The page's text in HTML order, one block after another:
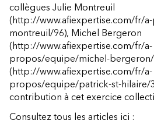
collègues Julie Montreuil
(http://www.afiexpertise.com/fr/
montreuil/96), Michel Bergeron
(http://www.afiexpertise.com/fr/a-
propos/equipe/michel-
(http://www.afiexpertise.com/fr/a-
propos/equipe/patrick-st-hilaire/
contribution à cet exercice
Consultez tous les articles ici :